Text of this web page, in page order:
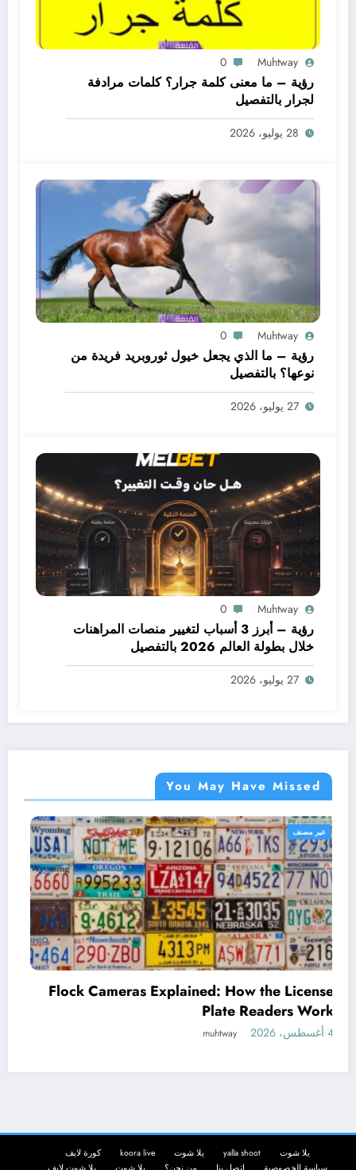
Muhtway
0
رؤية – ما معنى كلمة جرار؟ كلمات مرادفة
لجرار بالتفصيل
28 يوليو، 2026
Muhtway
0
رؤية – ما الذي يجعل خيول ثوروبريد فريدة من
نوعها؟ بالتفصيل
27 يوليو، 2026
Muhtway
0
رؤية – أبرز 3 أسباب لتغيير منصات المراهنات
خلال بطولة العالم 2026 بالتفصيل
27 يوليو، 2026
You May Have Missed
غير مصنف
Cameras Explained: How the License
Plate Readers Work
4 أغسطس، 2026